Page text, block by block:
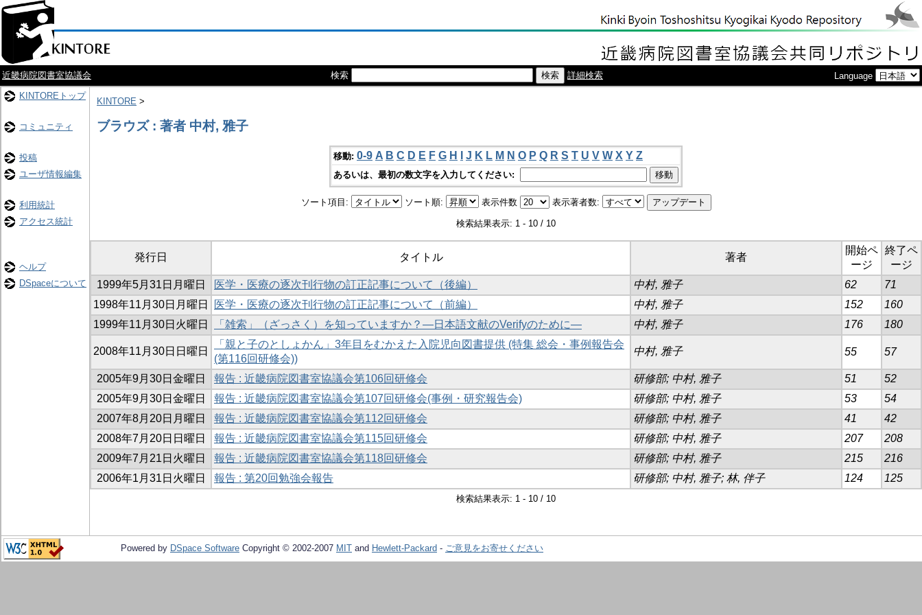
近畿病院図書室協議会 検索 詳細検索
Language
KINTOREトップ
コミュニティ
投稿
ユーザ情報編集
利用統計
アクセス統計
ヘルプ
DSpaceについて
KINTORE >
ブラウズ : 著者 中村, 雅子
移動: 0-9 A B C D E F G H J K L M N O P Q R S T U V W X Y Z
あるいは、最初の数文字を入力してください:
ソート項目: ソート順: 表示件数 表示著者数:
検索結果表示: 1 - 10 / 10
発行日 タイトル 著者
開始ペ
ージ
終了ペ
ージ
1999年5月31日月曜日
医学・医療の逐次刊行物の訂正記事について（後編） 中村, 雅子 62
71
1998年11月30日月曜日
医学・医療の逐次刊行物の訂正記事について（前編） 中村, 雅子 152
160
1999年11月30日火曜日
「雑索」（ざっさく）を知っていますか？―日本語文献のVerifyのために― 中村, 雅子 176 180
2008年11月30日日曜日
「親と子のとしょかん」3年目をむかえた入院児向図書提供 (特集 総会・事例報告会
(第116回研修会))
中村, 雅子 55 57
2005年9月30日金曜日 報告 : 近畿病院図書室協議会第106回研修会 研修部; 中村, 雅子 51
52
2005年9月30日金曜日
報告 : 近畿病院図書室協議会第107回研修会(事例・研究報告会) 研修部; 中村, 雅子 53
54
2007年8月20日月曜日
報告 : 近畿病院図書室協議会第112回研修会 研修部; 中村, 雅子 41
42
2008年7月20日日曜日
報告 : 近畿病院図書室協議会第115回研修会 研修部; 中村, 雅子 207
208
2009年7月21日火曜日
報告 : 近畿病院図書室協議会第118回研修会 研修部; 中村, 雅子 215
216
2006年1月31日火曜日
報告 : 第20回勉強会報告 研修部; 中村, 雅子; 林, 伴子 124 125
検索結果表示: 1 - 10 / 10
Powered by DSpace Software Copyright © 2002-2007 MIT and Hewlett-Packard - ご意見をお寄せください